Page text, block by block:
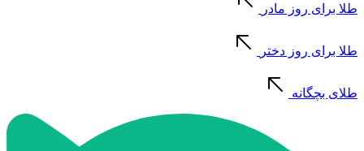
طلا برای روز مادر
طلا برای روز دختر
طلای بچگانه